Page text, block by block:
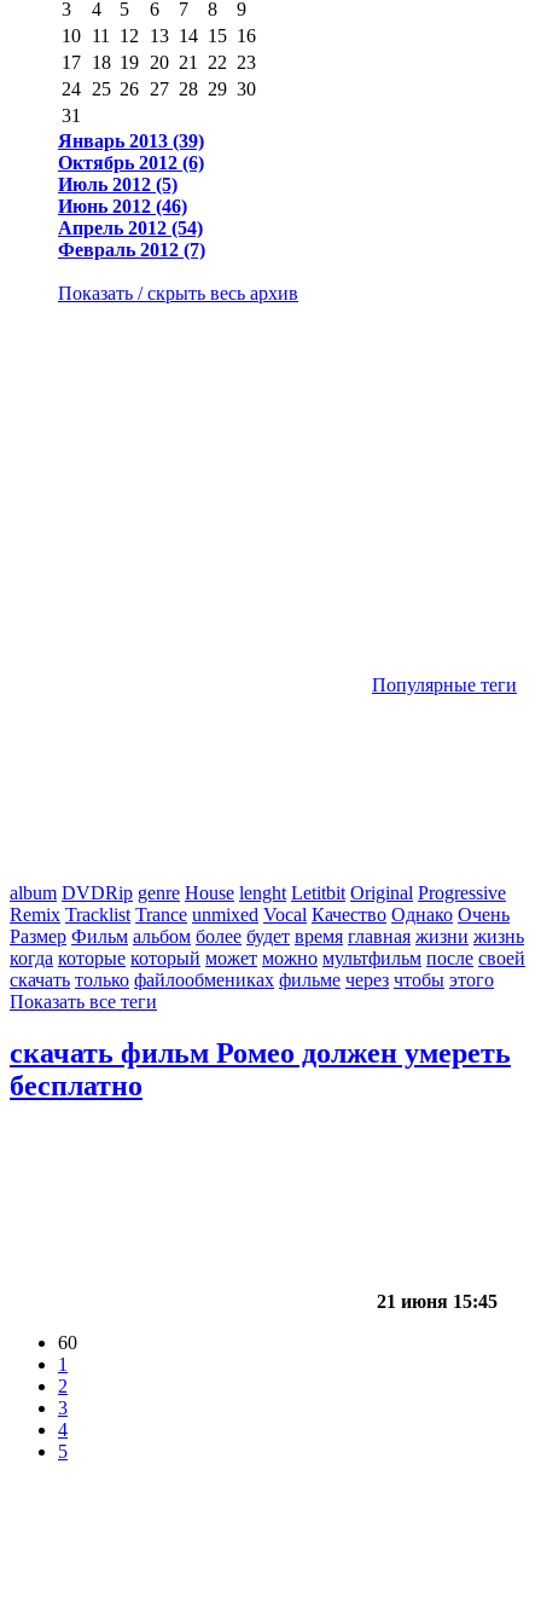
3
4 5 6 7 8
9
10 11 12 13 14 15 16
17 18 19 20 21 22 23
24 25 26 27 28 29 30
31
Январь 2013 (39)
Октябрь 2012 (6)
Июль 2012 (5)
Июнь 2012 (46)
Апрель 2012 (54)
Февраль 2012 (7)
Показать / скрыть весь архив
Популярные теги
album DVDRip genre House lenght Letitbit Original Progressive
Remix Tracklist Trance unmixed Vocal Качество Однако Очень
Размер Фильм альбом более будет время главная жизни жизнь
когда которые который может можно мультфильм после своей
скачать только файлообмениках фильме через чтобы этого
Показать все теги
скачать фильм Ромео должен умереть
бесплатно
21 июня 15:45
60
1
2
3
4
5